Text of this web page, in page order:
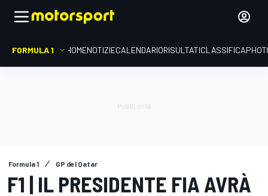
FORMULA 1 HOMENOTIZIECALENDARIORISULTATICLASSIFICA
Formula 1 GP del Qatar
F1 | IL PRESIDENTE FIA AVRÀ